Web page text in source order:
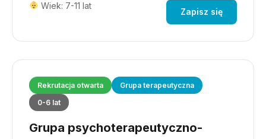
Wiek: 7-11 lat
Zapisz się
Rekrutacja otwarta
Grupa terapeutyczna
0-6 lat
Grupa psychoterapeutyczno-